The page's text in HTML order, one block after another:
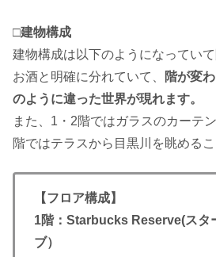
□建物構成
建物構成は以下のようになってい
お酒と明確に分れていて、
階が変
のように違った世界が現れます。
また、1・2階ではガラスのカーテ
階ではテラスから目黒川を眺めるこ
【フロア構成】
1階：Starbucks Reserve(スタ
ブ）